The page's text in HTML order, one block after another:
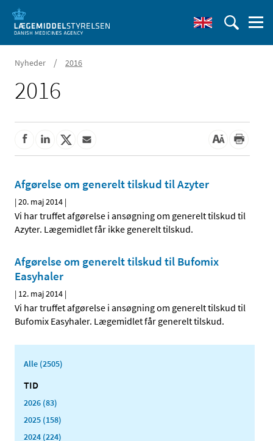
Nyheder / 2016
2016
Afgørelse om generelt tilskud til Azyter
|20. maj 2014 |
Vi har truffet afgørelse i ansøgning om generelt tilskud til
Azyter. Lægemidlet får ikke generelt tilskud.
Afgørelse om generelt tilskud til Bufomix
Easyhaler
| 12. maj 2014 |
Vi har truffet afgørelse i ansøgning om generelt tilskud til
Bufomix Easyhaler. Lægemidlet får generelt tilskud.
Alle (2505)
TID
2026 (83)
2025 (158)
2024 (224)